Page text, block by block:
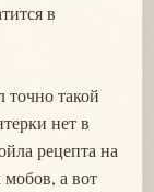
в
такой
нет в
рецепта на
а вот